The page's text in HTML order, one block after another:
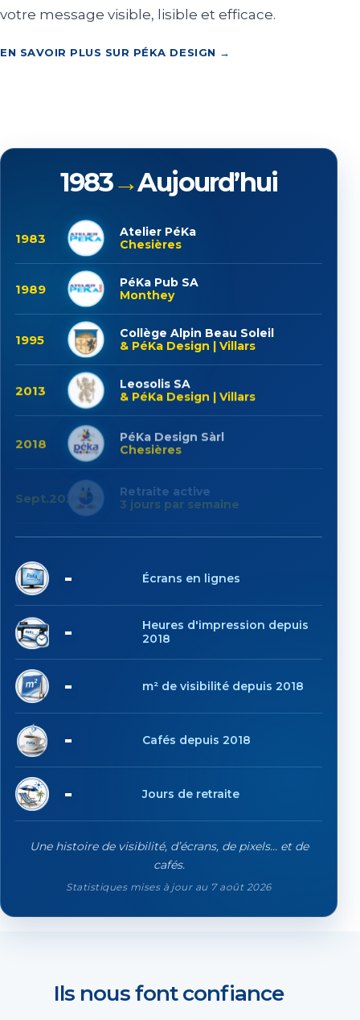
votre message visible, lisible et efficace.
EN SAVOIR PLUS SUR PÉKA DESIGN →
1983→Aujourd’hui
1983
Atelier PéKa
Chesières
1989
PéKa Pub SA
Monthey
1995
Collège Alpin Beau Soleil
& PéKa Design | Villars
2013
Leosolis SA
& PéKa Design | Villars
2018
PéKa Design Sàrl
Chesières
Sept.2025
Retraite active
3 jours par semaine
7 Écrans en lignes
1'085
Heures d'impression depuis
2018
6'609 m² de visibilité depuis 2018
20'774 Cafés depuis 2018
89 Jours de retraite
Une histoire de visibilité, d’écrans, de pixels… et de
cafés.
Statistiques mises à jour au 7 août 2026
Ils nous font confiance